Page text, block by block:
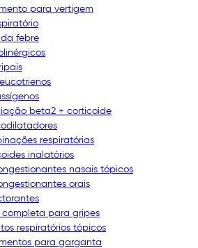
para vertigem
febre
beta2 + corticoide
respiratórias
inalatórios
nasais tópicos
orais
completa para gripes
respiratórios tópicos
para garganta